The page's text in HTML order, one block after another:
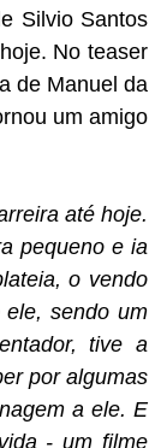
Silvio Santos
No teaser
de Manuel da
um amigo
até hoje.
pequeno e ia
o vendo
sendo um
tive a
por algumas
a ele. E
- um filme